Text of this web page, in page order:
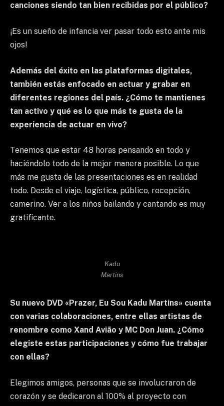
canciones siendo tan bien recibidas por el público?
¡Es un sueño de infancia ver pasar todo esto ante mis
ojos!
Además del éxito en las plataformas digitales,
también estás enfocado en actuar y grabar en
diferentes regiones del país. ¿Cómo te mantienes
tan activo y qué es lo que más te gusta de la
experiencia de actuar en vivo?
Tenemos que estar 48 horas pensando en todo y
haciéndolo todo de la mejor manera posible. Lo que
más me gusta de las presentaciones es en realidad
todo. Desde el viaje, logística, público, recepción,
camerino. Ver a los niños bailando y cantando es muy
gratificante.
Kadu
Martins
Su nuevo DVD «Prazer, Eu Sou Kadu Martins» cuenta
con varias colaboraciones, entre ellas artistas de
renombre como Xand Avião y MC Don Juan. ¿Cómo
elegiste estas participaciones y cómo fue trabajar
con ellas?
Elegimos amigos, personas que se involucraron de
corazón y se dedicaron al 100% al proyecto con